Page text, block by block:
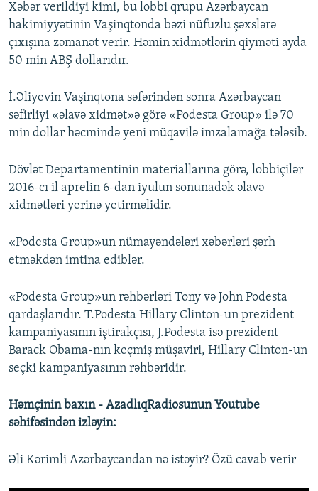
Xəbər verildiyi kimi, bu lobbi qrupu Azərbaycan
hakimiyyətinin Vaşinqtonda bəzi nüfuzlu şəxslərə
çıxışına zəmanət verir. Həmin xidmətlərin qiyməti ayda
50 min ABŞ dollarıdır.
İ.Əliyevin Vaşinqtona səfərindən sonra Azərbaycan
səfirliyi «əlavə xidmət»ə görə «Podesta Group» ilə 70
min dollar həcmində yeni müqavilə imzalamağa tələsib.
Dövlət Departamentinin materiallarına görə, lobbiçilər
2016-cı il aprelin 6-dan iyulun sonunadək əlavə
xidmətləri yerinə yetirməlidir.
«Podesta Group»un nümayəndələri xəbərləri şərh
etməkdən imtina ediblər.
«Podesta Group»un rəhbərləri Tony və John Podesta
qardaşlarıdır. T.Podesta Hillary Clinton-un prezident
kampaniyasının iştirakçısı, J.Podesta isə prezident
Barack Obama-nın keçmiş müşaviri, Hillary Clinton-un
seçki kampaniyasının rəhbəridir.
Həmçinin baxın - AzadlıqRadiosunun Youtube
səhifəsindən izləyin:
Əli Kərimli Azərbaycandan nə istəyir? Özü cavab verir